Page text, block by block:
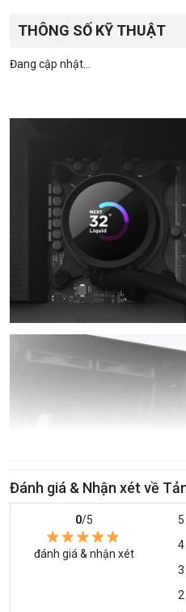
THÔNG SỐ KỸ THUẬT
Đang cập nhật...
Đánh giá & Nhận xét về
0/5
đánh giá & nhận xét
4
3
2